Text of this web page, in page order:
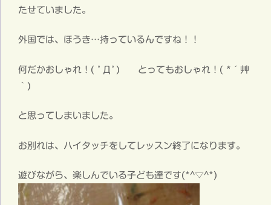
たせていました。
外国では、ほうき…持っているんですね！！
何だかおしゃれ！( ﾟДﾟ) とってもおしゃれ！( *´艸
｀)
と思ってしまいました。
お別れは、ハイタッチをしてレッスン終了になります。
遊びながら、楽しんでいる子ども達です(*^▽^*)